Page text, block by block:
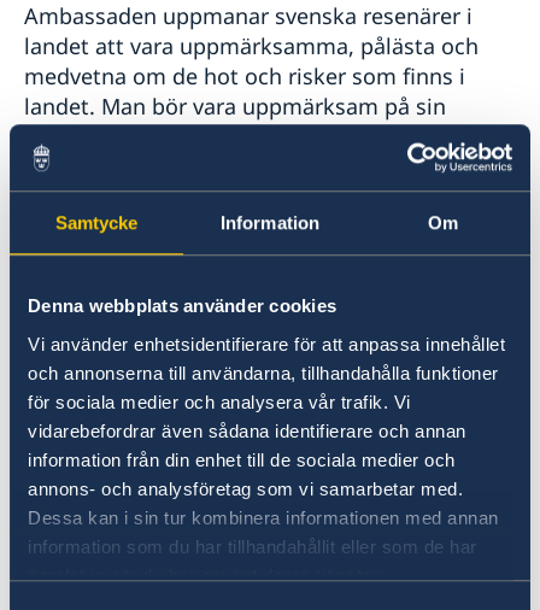
Samtycke Information Om
Denna webbplats använder cookies
Vi använder enhetsidentifierare för att anpassa innehållet
och annonserna till användarna, tillhandahålla funktioner
för sociala medier och analysera vår trafik. Vi
vidarebefordrar även sådana identifierare och annan
information från din enhet till de sociala medier och
annons- och analysföretag som vi samarbetar med.
Dessa kan i sin tur kombinera informationen med annan
information som du har tillhandahållit eller som de har
samlat in när du har använt deras tjänster.
Larmcentraler
Resa med hund eller katt
Levnadsintyg och Pension
Avgifter
Ambassaden uppmanar svenska resenärer i
landet att vara uppmärksamma, pålästa och
medvetna om de hot och risker som finns i
landet. Man bör vara uppmärksam på sin
omgivning och på det som verkar udda och
avvikande i sammanhanget, särskilt på platser
med stora folksamlingar som t.ex. offentliga
platser, i och omkring offentliga byggnader, vid
turistattraktioner, på allmänna transportmedel,
sig informerad om situationen i landet och
noga följa de lokala myndigheternas
anvisningar i säkerhetsfrågor.
Du kan finna mer information om terrorism
på på Regeringskansliets hemsida:
Terrorism och hot utomlands